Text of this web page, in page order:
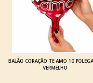
BALÃO CORAÇÃO TE AMO 10
VERMELHO